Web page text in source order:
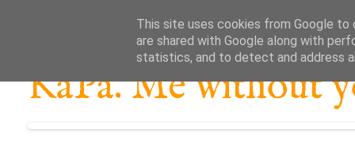
KaPa. Me without
This site uses cookies from Google to
are shared with Google along with
statistics, and to detect and address